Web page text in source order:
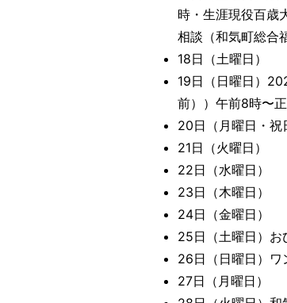
時・生涯現役百歳
相談（和気町総合
18日（土曜日）
19日（日曜日）
前））午前8時〜
20日（月曜日・祝
21日（火曜日）
22日（水曜日）
23日（木曜日）
24日（金曜日）
25日（土曜日）お
26日（日曜日）ワ
27日（月曜日）